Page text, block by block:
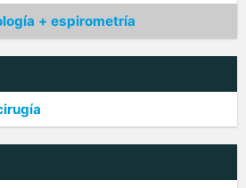
+ espirometría